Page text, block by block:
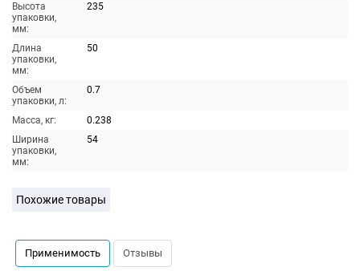
Высота
упаковки,
мм:
235
Длина
упаковки,
мм:
50
Объем
упаковки, л:
0.7
Масса, кг:
0.238
Ширина
упаковки,
мм:
54
Похожие товары
Применимость Отзывы